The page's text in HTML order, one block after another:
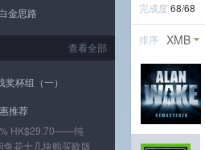
完成度 68/68
排序 XMB
金思路
查看全部
杯组（一）
推荐
HK$29.70——纯
花十几块购买欧版